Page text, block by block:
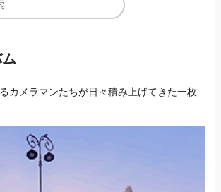
カメラマンたちが日々積み上げてきた一枚